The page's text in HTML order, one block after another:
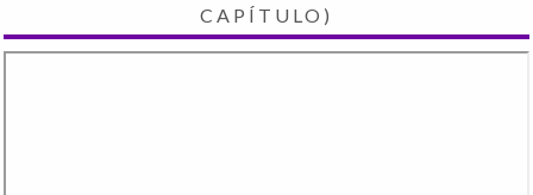
CAPÍTULO)